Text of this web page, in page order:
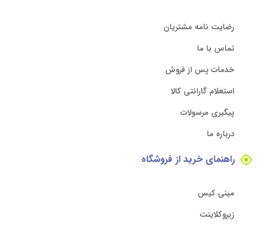
رضایت نامه مشتریان
تماس با ما
خدمات پس از فروش
استعلام گارانتی کالا
پیگیری مرسولات
درباره ما
راهنمای خرید از فروشگاه
مینی کیس
زیروکلاینت